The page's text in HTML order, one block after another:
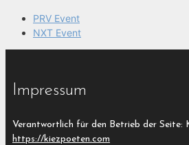
PRV Event
NXT Event
Impressum
Verantwortlich für den Betrieb der Seite:
https://kiezpoeten.com